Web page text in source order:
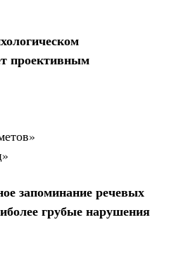
проективным
запоминание речевых
грубые нарушения